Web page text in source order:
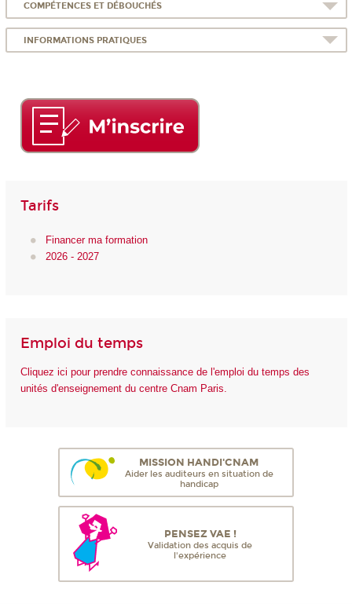
COMPÉTENCES ET DÉBOUCHÉS
INFORMATIONS PRATIQUES
Tarifs
Financer ma formation
2026 - 2027
Emploi du temps
Cliquez ici pour prendre connaissance de l'emploi du temps des
unités d'enseignement du centre Cnam Paris.
MISSION HANDI'CNAM
Aider les auditeurs en situation de
handicap
PENSEZ VAE !
Validation des acquis de
l'expérience